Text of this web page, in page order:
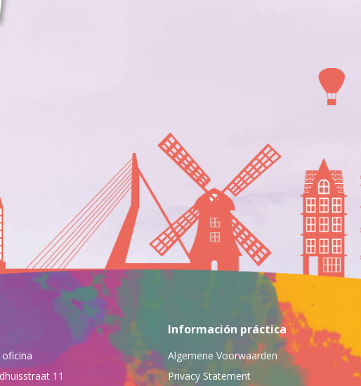
11
Información práctica
Algemene Voorwaarden
Privacy Statement